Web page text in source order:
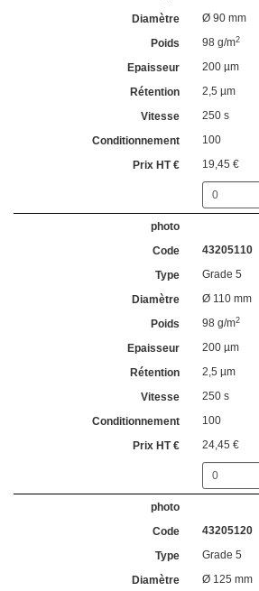
Ø 90 mm
98 g/m2
200 µm
2,5 µm
250 s
100
19,45 €
43205110
Grade 5
Ø 110 mm
98 g/m2
200 µm
2,5 µm
250 s
100
24,45 €
43205120
Grade 5
Ø 125 mm